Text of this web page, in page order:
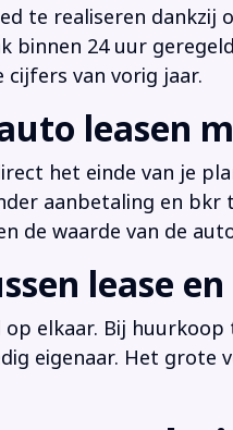
te realiseren
24 uur
van vorig jaar.
leasen
het einde van je
aanbetaling en
de waarde van de
lease
elkaar. Bij
eigenaar. Het